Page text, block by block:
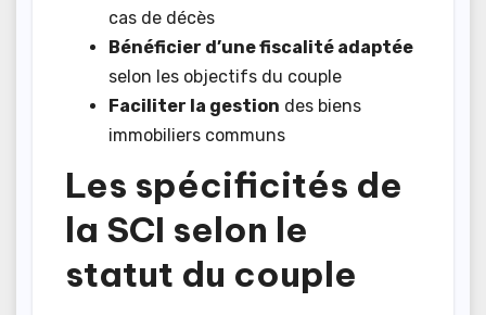
cas de décès
Bénéficier d’une fiscalité adaptée
selon les objectifs du couple
Faciliter la gestion des biens
immobiliers communs
Les spécificités de
la SCI selon le
statut du couple